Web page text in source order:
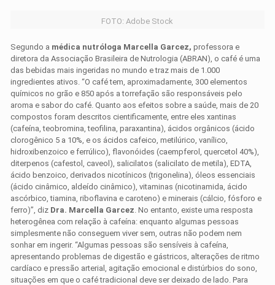
FOTO: Adobe Stock
Segundo a médica nutróloga Marcella Garcez, professora e
diretora da Associação Brasileira de Nutrologia (ABRAN), o café é uma
das bebidas mais ingeridas no mundo e traz mais de 1.000
ingredientes ativos. “O café tem, aproximadamente, 300 elementos
químicos no grão e 850 após a torrefação são responsáveis pelo
aroma e sabor do café. Quanto aos efeitos sobre a saúde, mais de 20
compostos foram descritos cientificamente, entre eles xantinas
(cafeína, teobromina, teofilina, paraxantina), ácidos orgânicos (ácido
clorogênico 5 a 10%, e os ácidos cafeico, metilúrico, vanílico,
hidroxibenzoico e ferrúlico), flavonóides (caempferol, quercetol 40%),
diterpenos (cafestol, caveol), salicilatos (salicilato de metila), EDTA,
ácido benzoico, derivados nicotínicos (trigonelina), óleos essenciais
(ácido cinâmico, aldeído cinâmico), vitaminas (nicotinamida, ácido
ascórbico, tiamina, riboflavina e caroteno) e minerais (cálcio, fósforo e
ferro)”, diz Dra. Marcella Garcez. No entanto, existe uma resposta
heterogênea com relação à cafeína: enquanto algumas pessoas
simplesmente não conseguem viver sem, outras não podem nem
sonhar em ingerir. “Algumas pessoas são sensíveis à cafeína,
apresentando problemas de digestão e gástricos, alterações de ritmo
cardíaco e pressão arterial, agitação emocional e distúrbios do sono,
situações em que o café tradicional deve ser deixado de lado. Para